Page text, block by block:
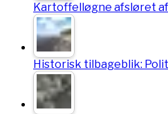
Kartoffelløgne afsløret
Historisk tilbageblik: